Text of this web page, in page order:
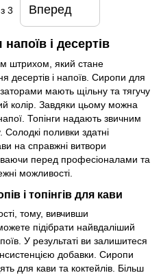
з 3 Вперед
і десертів
штрихом, який стане
десертів і напоїв. Сиропи для
мають щільну та тягучу
колір. Завдяки цьому можна
Топінги надають звичним
поливки здатні
на справжні витвори
перед професіоналами та
можливості.
і топінгів для кави
тому, вивчивши
підібрати найвдаліший
У результаті ви залишитеся
добавки. Сиропи
для кави та коктейлів. Більш